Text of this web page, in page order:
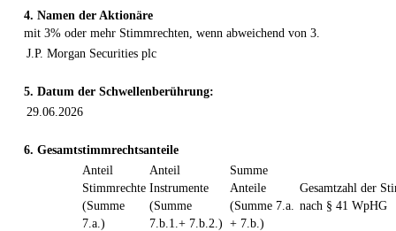
4. Namen der Aktionäre
mit 3% oder mehr Stimmrechten, wenn abweichend von 3.
J.P. Morgan Securities plc
5. Datum der Schwellenberührung:
29.06.2026
6. Gesamtstimmrechtsanteile
Anteil
Stimmrechte
(Summe
7.a.)
Anteil
Instrumente
(Summe
7.b.1.+ 7.b.2.)
Summe
Anteile
(Summe 7.a.
+ 7.b.)
Gesamtzahl der
nach § 41 WpHG